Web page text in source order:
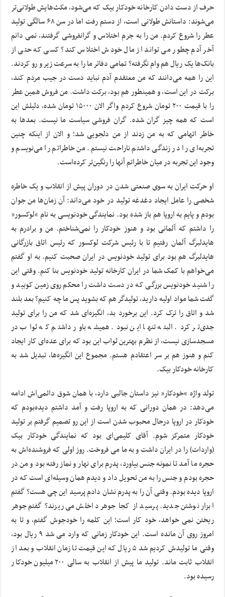
حرف از دست دادن کارخانه خودکار بیک که می‌شود، مکث‌هایش طولانی‌تر
می‌شوند: داستانش طولانی است، از دستم رفت اما در سن ۶۸ سالگی تولید
عطر را شروع کردم. من را به جرم اختلاس و گرانفروشی گرفتند، نمی دانم
آخر آدم چطور می تواند از مال خودش اختلاس کند؟ کسی که حتی از
بانک‌ها یک ریال هم وام نگرفته؟ تمامی دفاتر ما را به سرعت زیر و رو کردند.
این را همه می‌دانند که من معتقدم آدم نباید دست در جیب مردم کند،
برکت در این است، و همینطور هم بود، برکت داشت. من فروش همین عطر
را با قیمت ۲۰۰ تومان شروع کردم واگر الان ۱۵۰۰۰ تومان شده‌، دلیلش این
است که همه چیز گران شده. گران فروشی سیاست ما نیست. بعدها به
خاطر اتهامی که به من زدند از من دلجویی شد؛ و الان از اینکه چنین
تجربه‌ای را در زندگی داشتم ناراحت نیستم. من خاطراتم را می‌نویسم و
وجود این تجربه در میان خاطراتم آنها را رنگین‌تر کرده‌است.
او حرکت ایران به سوی صنعتی شدن در دوران پیش از انقلاب و یک خاطره
شخصی را عامل ایجاد دغدغه تولید در خود می‌داند: آن زمان‌ها من جوان
بودم و پایم به اروپا هم باز شده بود. نمایندگی خودنویسی به نام “لوکسور”
را داشتم که آلمانی بود و هنوز خودکار را نمی‌شناختم. من و برادرم به
هایدلبرگ آلمان رفتیم تا با رئیس شرکت لوکسور که رئیس اتاق بازرگانی
هایدلبرگ هم بود برای تولید خودنویس در ایران صحبت کنیم. به او گفتم
می‌خواهم با کمک شما در ایران کارخانه تولید خودنویس بنا کنم. وقتی این
را شنید خودنویس بزرگی که در دست داشت را محکم روی زمین کوبید و
گفت شما مواد اولیه دارید، تولیدگر هم که بشوید پس ما چه کنیم؟ بعد بلند
شد و اتاق را ترک کرد. این برخورد بد، انگیزه‌ای شد که من را برای تولید
جدی‌تر کرد. البته تنها این نبود. همیشه باور داشتم که ثواب در
مسجدسازی نیست، از نظرم بهترین ثواب این بود که برای عده‌ای کار ایجاد
کنم و هنوز هم بر سر اعتقادم هستم. مجموع این انگیزه‌ها، تبدیل شد به
کارخانه خودکار بیک.
تولد واژه “خودکار” نیز داستان جالبی دارد، با همان شوق دائمی‌اش ادامه
می‌دهد: در همان دورانی که به اروپا رفت و آمد داشتم دیده‌بودم که
خودکار در اروپا درحال محبوب شدن است از این رو تصمیم گرفتم بر تولید
خودکار متمرکز شوم. آقای کلیمی‌ای بود که نمایندگی خودکار بیک
(واردات) را در ایران داشت و به ما می فروخت. روز اولی که فروشنده‌اش به
حجره ما آمد تا نمونه جنس بیاورد، پدرم برای نهار و نماز رفته بود و من در
حجره بودم و جنس را به من تحویل داد و دیدم همان وسیله‌ای است که در
اروپا دیده بودم. وقتی آن را به پدرم نشان دادم پرسید این چی هست؟ گفتم
ابزار نوشتن جدید. پرسید از کجا جوهر داخلش می ریزند؟ گفتم جوهر
ریختن نمی خواهد، خود کار است؛ این کلمه را خودجوش گفتم، و تا به
امروز روی آن مانده است. این خودکار زمانی که وارد می شد ۹ ریال بود،
وقتی ما تولیدش کردیم شد ۵ ریال که این قیمت تا زمان انقلاب و بعد از
انقلاب ثابت ماند. تولید ما پیش از انقلاب به سالی ۲۰۰ میلیون خودکار
رسیده بود.